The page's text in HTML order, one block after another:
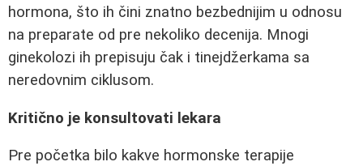
hormona, što ih čini znatno bezbednijim u odnosu
na preparate od pre nekoliko decenija. Mnogi
ginekolozi ih prepisuju čak i tinejdžerkama sa
neredovnim ciklusom.
Kritično je konsultovati lekara
Pre početka bilo kakve hormonske terapije